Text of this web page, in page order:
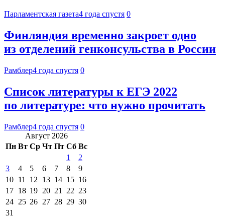
Парламентская газета4 года спустя 0
Финляндия временно закроет одно
из отделений генконсульства в России
Рамблер4 года спустя 0
Список литературы к ЕГЭ 2022
по литературе: что нужно прочитать
Рамблер4 года спустя 0
Август 2026
Пн Вт Ср Чт Пт Сб Вс
1
2
3
4 5 6 7 8
9
10 11 12 13 14 15 16
17 18 19 20 21 22 23
24 25 26 27 28 29 30
31